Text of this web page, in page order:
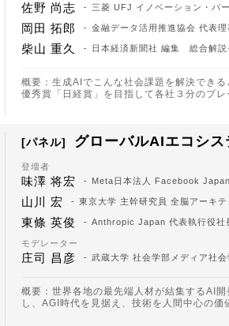
佐野 尚志 三菱 UFJ イノベーション・
岡田 拓郎 金融データ活用推進協会 代表
柴山 重久 日本経済新聞社 編集 総合解説
概要：生成AIでこんな社会課題を解決でき
優秀賞「日経賞」を目指して各社３分のプ
パネル グローバルAIエコシ
登壇者
味澤 将宏 Meta日本法人 Facebook
山川 宏 東京大学 主幹研究員 全脳アーキ
東條 英俊 Anthropic Japan 代表執行役社
モデレーター
庄司 昌彦 武蔵大学 社会学部メディア社
概要：世界各地の最先端人材が結集するAI
し、AGI時代を見据え、技術を人間中心の